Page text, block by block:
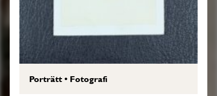
Porträtt• Fotografi